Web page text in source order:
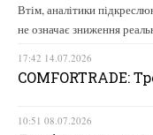
Втім, аналітики
не означає зниження
17:42 14.07.2026
COMFORTRADE:
10:51 08.07.2026